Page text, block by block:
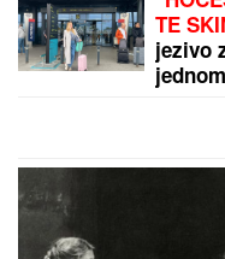
TE
jezivo